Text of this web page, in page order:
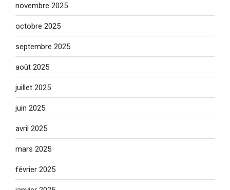
novembre 2025
octobre 2025
septembre 2025
août 2025
juillet 2025
juin 2025
avril 2025
mars 2025
février 2025